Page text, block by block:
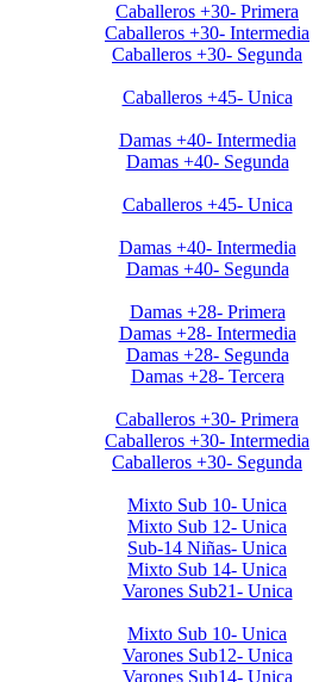
Caballeros +30- Primera
Caballeros +30- Intermedia
Caballeros +30- Segunda
Caballeros +45- Unica
Damas +40- Intermedia
Damas +40- Segunda
Caballeros +45- Unica
Damas +40- Intermedia
Damas +40- Segunda
Damas +28- Primera
Damas +28- Intermedia
Damas +28- Segunda
Damas +28- Tercera
Caballeros +30- Primera
Caballeros +30- Intermedia
Caballeros +30- Segunda
Mixto Sub 10- Unica
Mixto Sub 12- Unica
Sub-14 Niñas- Unica
Mixto Sub 14- Unica
Varones Sub21- Unica
Mixto Sub 10- Unica
Varones Sub12- Unica
Varones Sub14- Unica